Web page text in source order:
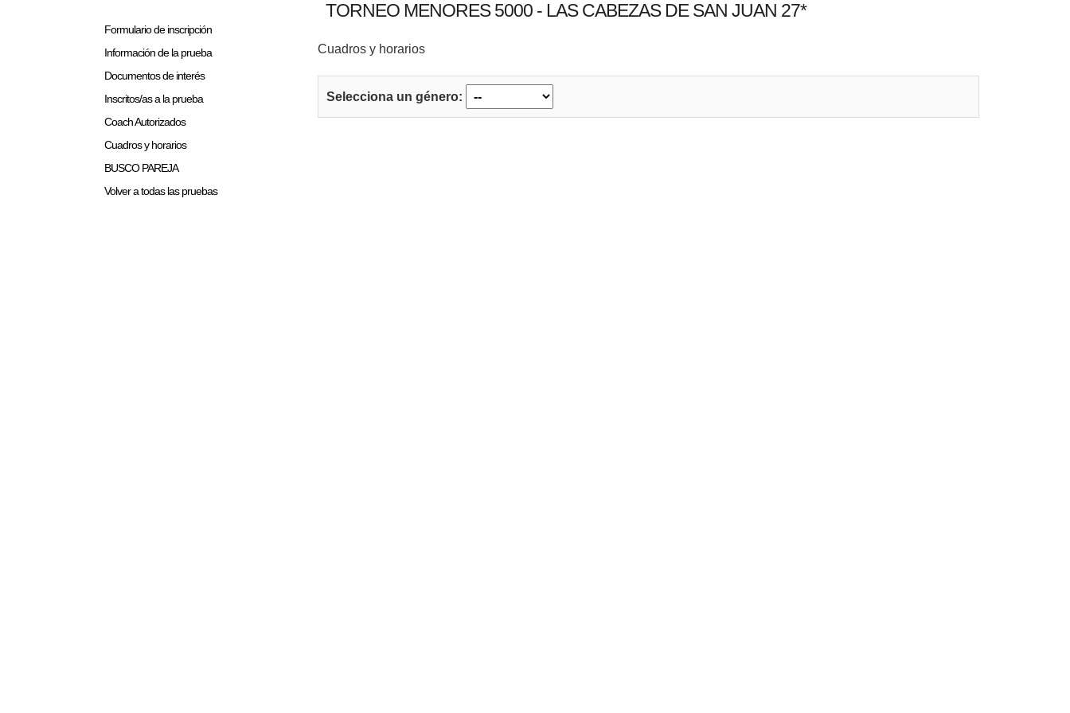
Formulario de inscripción
Información de la prueba
Documentos de interés
Inscritos/as a la prueba
Coach Autorizados
Cuadros y horarios
BUSCO PAREJA
Volver a todas las pruebas
TORNEO MENORES 5000 - LAS CABEZAS DE SAN JUAN 27*
Cuadros y horarios
Selecciona un género: